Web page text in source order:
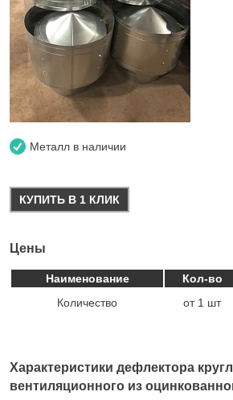
Металл в наличии
КУПИТЬ В 1 КЛИК
Цены
Наименование Кол-во
Количество
от 1 шт
Характеристики дефлектора
вентиляционного из